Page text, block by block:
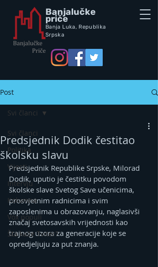
Banjalučke
priče
Banja Luka, Republika
Srpska
Post
Svi članci
Politika
Vijesti
Intervju
Kolumna
Vox populi
Šta kaže Tviter?
Svi članci
Predsjednik Dodik čestitao
školsku slavu
Predsjednik Republike Srpske, Milorad
Dodik, uputio je čestitku povodom
školske slave Svetog Save učenicima,
prosvjetnim radnicima i svim
zaposlenima u obrazovanju, naglasivši
značaj svetosavskih vrijednosti kao
trajnog uzora za generacije koje se
opredjeljuju za put znanja.